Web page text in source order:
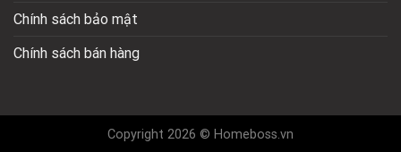
Chính sách bảo mật
Chính sách bán hàng
Copyright 2026 © Homeboss.vn